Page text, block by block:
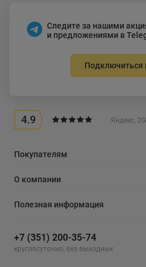
Следите за нашими
и предложениями в
Подключиться
4.9 Яндекс,
Покупателям
О компании
Полезная информация
+7 (351) 200-35-74
круглосуточно, без выходных